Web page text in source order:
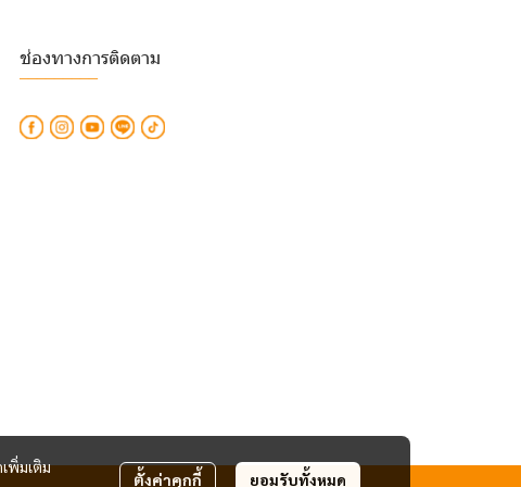
พิ่มเติม
ตั้งค่าคุกกี้ ยอมรับทั้งหมด
ช่องทางการติดตาม